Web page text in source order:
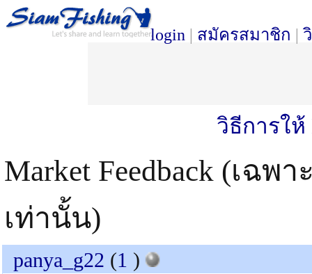
login | สมัครสมาชิก |
วิธีการให้
Market Feedback (เฉ
เท่านั้น)
panya_g22 (1 )